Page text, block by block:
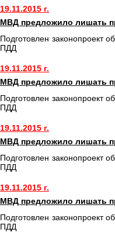
19.11.2015 г.
МВД предложило лишать
Подготовлен законопроект
ПДД
19.11.2015 г.
МВД предложило лишать
Подготовлен законопроект
ПДД
19.11.2015 г.
МВД предложило лишать
Подготовлен законопроект
ПДД
19.11.2015 г.
МВД предложило лишать
Подготовлен законопроект
ПДД